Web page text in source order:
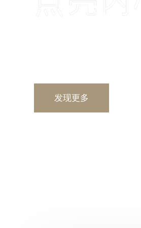
发现更多